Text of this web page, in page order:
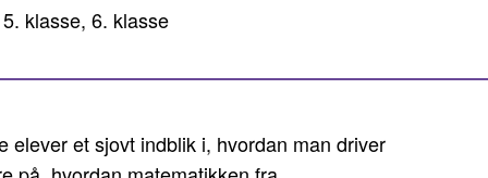
klasse, 6. klasse
elever et sjovt indblik i, hvordan man driver